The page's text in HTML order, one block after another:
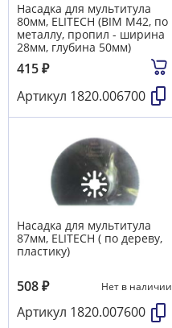
Насадка для мультитула
80мм, ELITECH (BIM M42, по
металлу, пропил - ширина
28мм, глубина 50мм)
415₽
Артикул 1820.006700
Насадка для мультитула
87мм, ELITECH ( по дереву,
пластику)
508₽ Нет в наличии
Артикул 1820.007600